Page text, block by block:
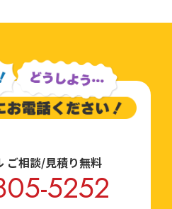
ご相談/見積り無料
5252